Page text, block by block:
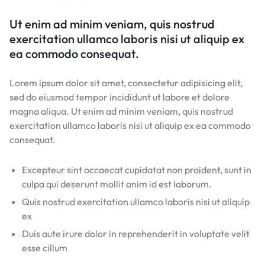
Ut enim ad minim veniam, quis nostrud
exercitation ullamco laboris nisi ut aliquip ex
ea commodo consequat.
Lorem ipsum dolor sit amet, consectetur adipisicing elit,
sed do eiusmod tempor incididunt ut labore et dolore
magna aliqua. Ut enim ad minim veniam, quis nostrud
exercitation ullamco laboris nisi ut aliquip ex ea commodo
consequat.
Excepteur sint occaecat cupidatat non proident, sunt in
culpa qui deserunt mollit anim id est laborum.
Quis nostrud exercitation ullamco laboris nisi ut aliquip
ex
Duis aute irure dolor in reprehenderit in voluptate velit
esse cillum